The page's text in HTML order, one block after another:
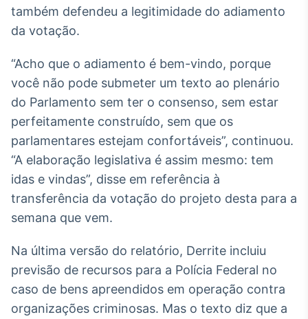
Em breve
Gestão de
Tokenização
também defendeu a legitimidade do adiamento
da votação.
“Acho que o adiamento é bem-vindo, porque
você não pode submeter um texto ao plenário
do Parlamento sem ter o consenso, sem estar
perfeitamente construído, sem que os
parlamentares estejam confortáveis”, continuou.
“A elaboração legislativa é assim mesmo: tem
idas e vindas”, disse em referência à
transferência da votação do projeto desta para a
semana que vem.
Na última versão do relatório, Derrite incluiu
previsão de recursos para a Polícia Federal no
caso de bens apreendidos em operação contra
organizações criminosas. Mas o texto diz que a